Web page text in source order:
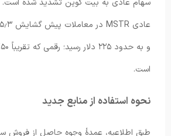
است.
نحوه استفاده از منابع جدید